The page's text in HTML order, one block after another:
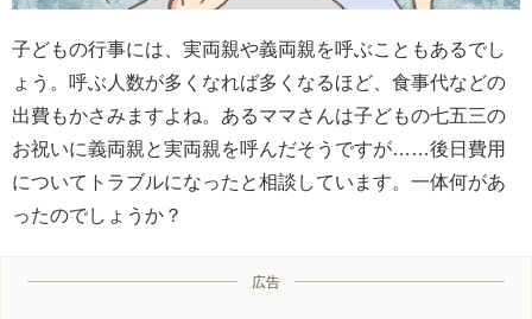
子どもの行事には、実両親や義両親を呼ぶこともあるでし
ょう。呼ぶ人数が多くなれば多くなるほど、食事代などの
出費もかさみますよね。あるママさんは子どもの七五三の
お祝いに義両親と実両親を呼んだそうですが……後日費用
についてトラブルになったと相談しています。一体何があ
ったのでしょうか？
広告